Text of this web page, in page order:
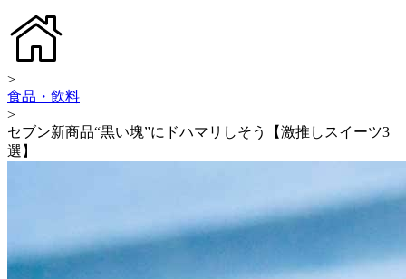
>
食品・飲料
>
セブン新商品“黒い塊”にドハマリしそう【激推しスイーツ3
選】